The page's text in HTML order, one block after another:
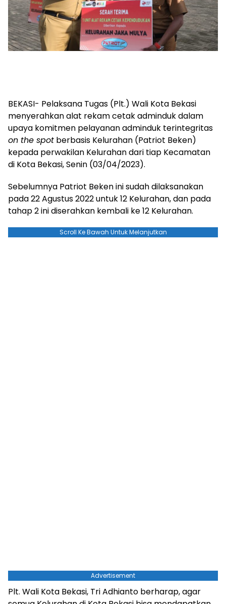
BEKASI- Pelaksana Tugas (Plt.) Wali Kota Bekasi
menyerahkan alat rekam cetak adminduk dalam
upaya komitmen pelayanan adminduk terintegritas
on the spot berbasis Kelurahan (Patriot Beken)
kepada perwakilan Kelurahan dari tiap Kecamatan
di Kota Bekasi, Senin (03/04/2023).
Sebelumnya Patriot Beken ini sudah dilaksanakan
pada 22 Agustus 2022 untuk 12 Kelurahan, dan pada
tahap 2 ini diserahkan kembali ke 12 Kelurahan.
Scroll Ke Bawah Untuk Melanjutkan
Advertisement
Plt. Wali Kota Bekasi, Tri Adhianto berharap, agar